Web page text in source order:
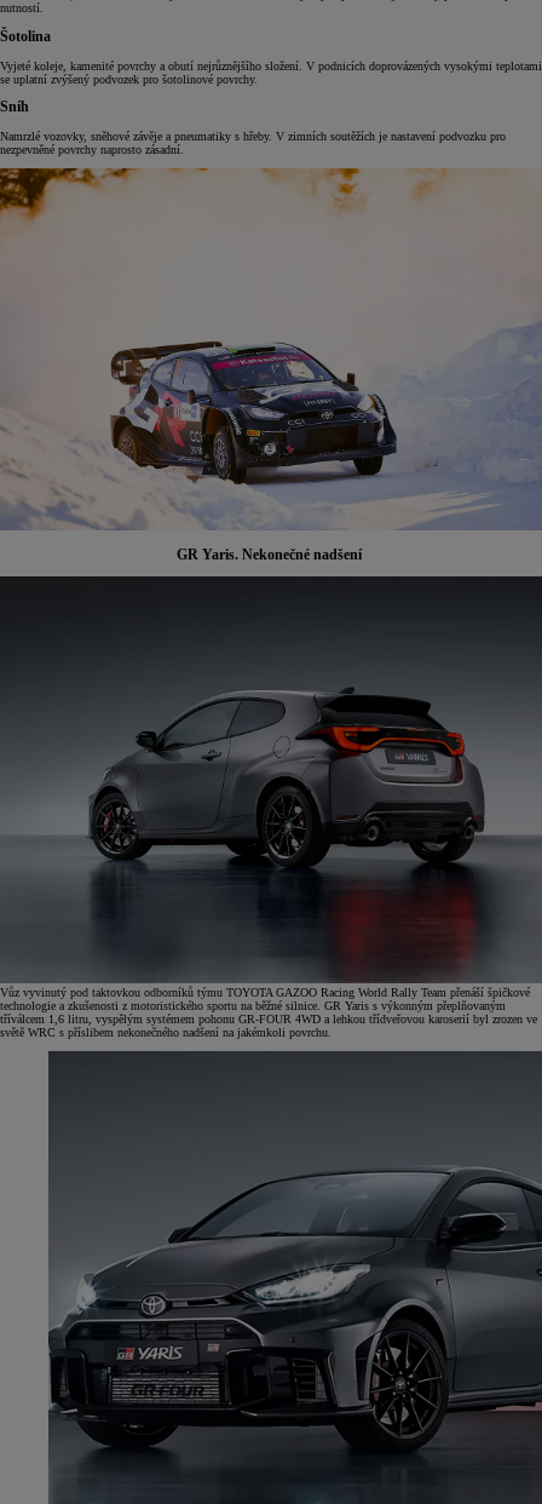
nutností.
Šotolina
Vyjeté koleje, kamenité povrchy a obutí nejrůznějšího složení. V podnicích doprovázených vysokými teplotami
se uplatní zvýšený podvozek pro šotolinové povrchy.
Sníh
Namrzlé vozovky, sněhové závěje a pneumatiky s hřeby. V zimních soutěžích je nastavení podvozku pro
nezpevněné povrchy naprosto zásadní.
GR Yaris. Nekonečné nadšení
Vůz vyvinutý pod taktovkou odborníků týmu TOYOTA GAZOO Racing World Rally Team přenáší špičkové
technologie a zkušenosti z motoristického sportu na běžné silnice. GR Yaris s výkonným přeplňovaným
tříválcem 1,6 litru, vyspělým systémem pohonu GR-FOUR 4WD a lehkou třídveřovou karoserií byl zrozen ve
světě WRC s příslibem nekonečného nadšení na jakémkoli povrchu.